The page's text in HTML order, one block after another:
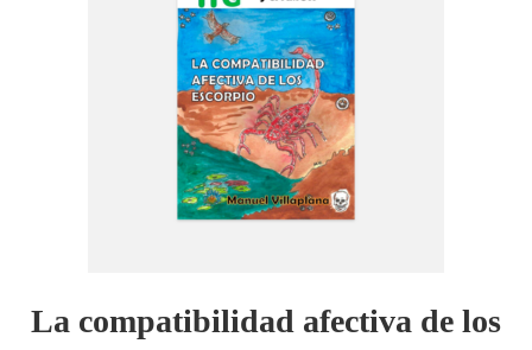
La compatibilidad afectiva de los